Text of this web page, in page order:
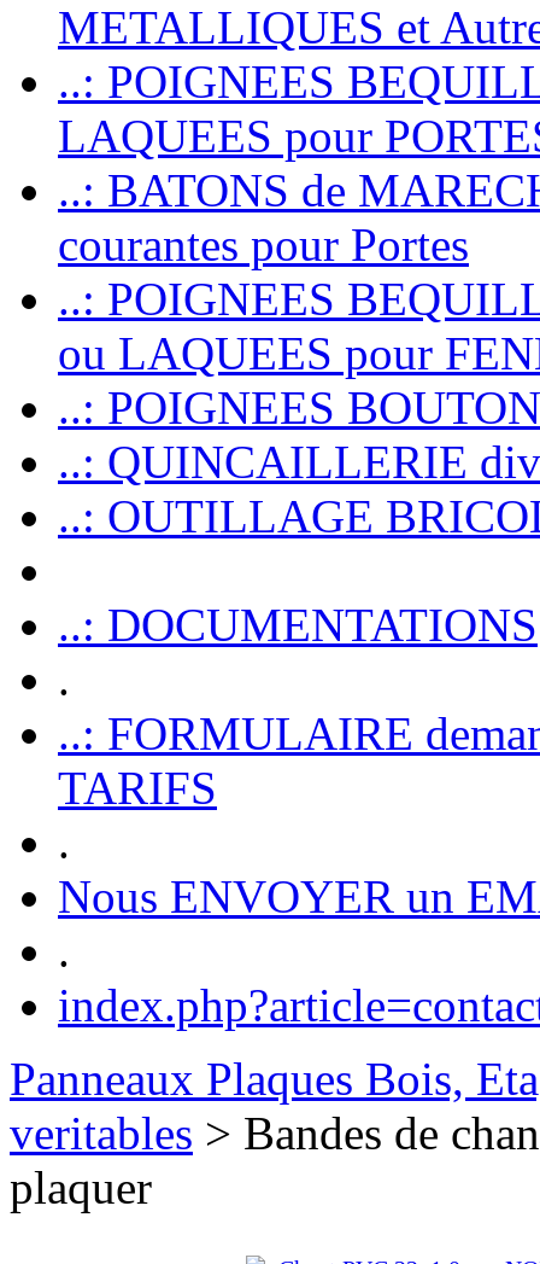
METALLIQUES et
..: POIGNEES
LAQUEES pour
..: BATONS de
courantes pour Portes
..: POIGNEES
ou LAQUEES pour
..: POIGNEES
..: QUINCAILLERIE
..: OUTILLAGE
..: DOCUMENTATIONS
.
..: FORMULAIRE
TARIFS
.
Nous ENVOYER un
.
Panneaux Plaques Bois,
veritables > Bandes de
plaquer